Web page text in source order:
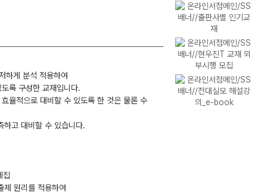
하게 분석 적용하여
록 구성한 교재입니다.
율적으로 대비할 수 있도록 한 것은 물론 수
하고 대비할 수 있습니다.
집
제 원리를 적용하여